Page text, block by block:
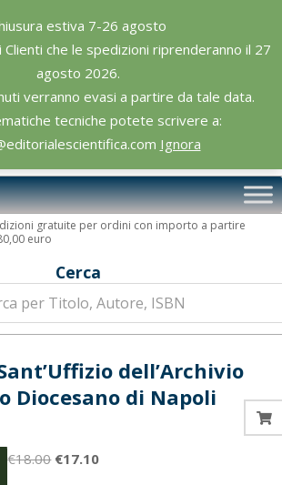
estiva 7-26 agosto
Clienti che le spedizioni riprenderanno il 27
agosto 2026.
verranno evasi a partire da tale data.
tecniche potete scrivere a:
Ignora
gratuite per ordini con importo a partire
euro
Cerca
dell’Archivio
Diocesano di Napoli
€18.00 Il
€17.10Il